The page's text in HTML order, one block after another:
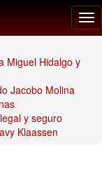
Miguel Hidalgo y
Jacobo Molina
y seguro
Klaassen